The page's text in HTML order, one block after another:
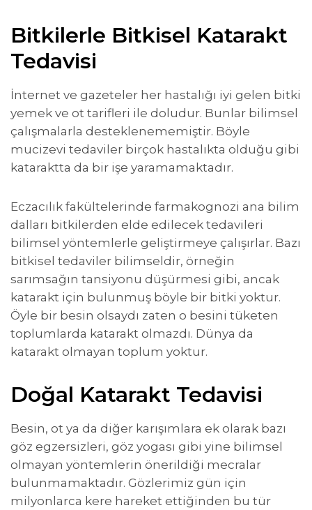
Bitkilerle Bitkisel Katarakt
Tedavisi
İnternet ve gazeteler her hastalığı iyi gelen bitki
yemek ve ot tarifleri ile doludur. Bunlar bilimsel
çalışmalarla desteklenememiştir. Böyle
mucizevi tedaviler birçok hastalıkta olduğu gibi
kataraktta da bir işe yaramamaktadır.
Eczacılık fakültelerinde farmakognozi ana bilim
dalları bitkilerden elde edilecek tedavileri
bilimsel yöntemlerle geliştirmeye çalışırlar. Bazı
bitkisel tedaviler bilimseldir, örneğin
sarımsağın tansiyonu düşürmesi gibi, ancak
katarakt için bulunmuş böyle bir bitki yoktur.
Öyle bir besin olsaydı zaten o besini tüketen
toplumlarda katarakt olmazdı. Dünya da
katarakt olmayan toplum yoktur.
Doğal Katarakt Tedavisi
Besin, ot ya da diğer karışımlara ek olarak bazı
göz egzersizleri, göz yogası gibi yine bilimsel
olmayan yöntemlerin önerildiği mecralar
bulunmamaktadır. Gözlerimiz gün için
milyonlarca kere hareket ettiğinden bu tür